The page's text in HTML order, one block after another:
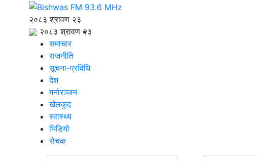
२०८३ श्रावण २३
२०८३ श्रावण २३
समाचार
राजनीति
सूचना-प्रविधि
देश
मनोरञ्जन
खेलकुद
स्वास्थ्य
भिडियो
रोचक